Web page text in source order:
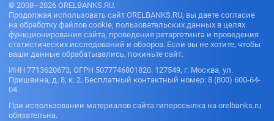
© 2008–2026 ORELBANKS.RU.
Продолжая использовать сайт ORELBANKS.RU, вы даете согласие
на обработку файлов cookie, пользовательских данных в целях
функционирования сайта, проведения ретаргетинга и проведения
статистических исследований и обзоров. Если вы не хотите, чтобы
ваши данные обрабатывались, покиньте сайт.
ИНН 7713620673, ОГРН 5077746801820. 127549, г. Москва, ул.
Пришвина, д. 8, к. 2. Бесплатный контактный номер: 8 (800) 600-64-
04.
При использовании материалов сайта гиперссылка на orelbanks.ru
обязательна.